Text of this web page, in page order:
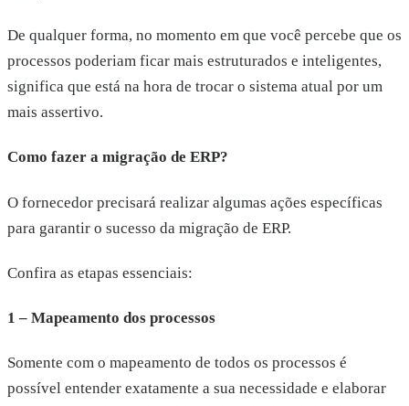
De qualquer forma, no momento em que você percebe que os
processos poderiam ficar mais estruturados e inteligentes,
significa que está na hora de trocar o sistema atual por um
mais assertivo.
Como fazer a migração de ERP?
O fornecedor precisará realizar algumas ações específicas
para garantir o sucesso da migração de ERP.
Confira as etapas essenciais:
1 – Mapeamento dos processos
Somente com o mapeamento de todos os processos é
possível entender exatamente a sua necessidade e elaborar